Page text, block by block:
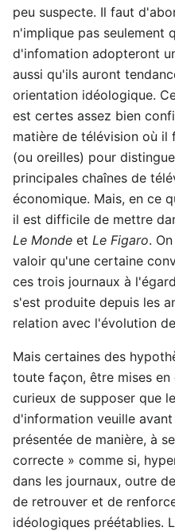
peu suspecte. Il faut
n'implique pas seulement
d'infomation adopteront
aussi qu'ils auront
orientation idéologique.
est certes assez bien
matière de télévision où il
(ou oreilles) pour
principales chaînes de
économique. Mais, en ce
il est difficile de mettre
Le Monde et Le Figaro.
valoir qu'une certaine
ces trois journaux à
s'est produite depuis les
relation avec l'évolution
Mais certaines des
toute façon, être mises
curieux de supposer que
d'information veuille
présentée de manière, à
correcte » comme si,
dans les journaux, outre
de retrouver et de
idéologiques préétablies.